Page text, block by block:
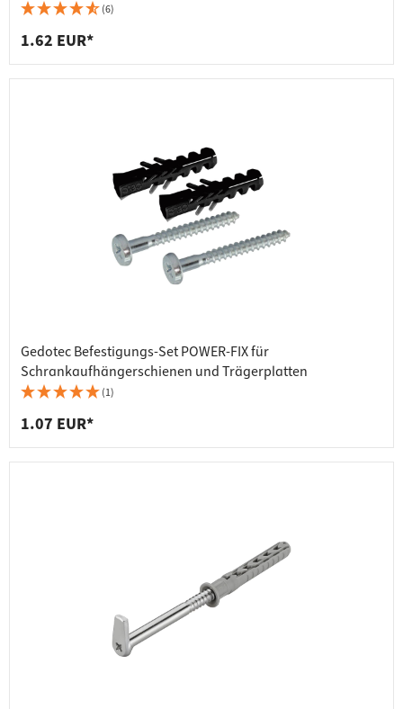
(6)
1.62 EUR*
Gedotec Befestigungs-Set POWER-FIX für
Schrankaufhängerschienen und Trägerplatten
(1)
1.07 EUR*